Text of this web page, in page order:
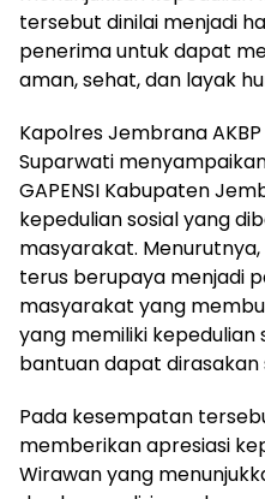
tersebut dinilai menjadi
penerima untuk dapat
aman, sehat, dan layak
Kapolres Jembrana
Suparwati
GAPENSI Kabupaten
kepedulian sosial yang
masyarakat.
terus berupaya menjadi
masyarakat yang
yang memiliki kepedulian
bantuan dapat
Pada kesempatan
memberikan apresiasi
Wirawan yang